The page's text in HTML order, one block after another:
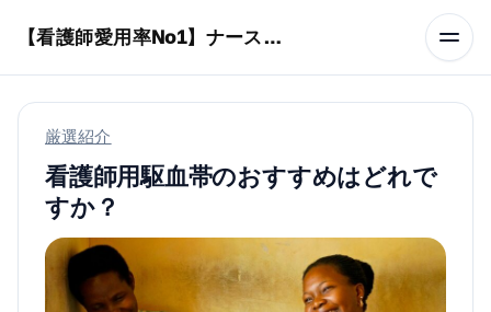
【看護師愛用率No1】ナースリーで人気の商品はコレ
厳選紹介
看護師用駆血帯のおすすめはどれで
すか？